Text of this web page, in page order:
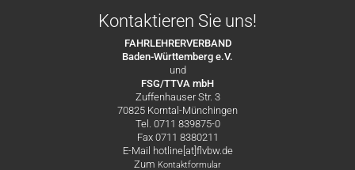
Kontaktieren Sie uns!
FAHRLEHRERVERBAND
Baden-Württemberg e.V.
und
FSG/TTVA mbH
Zuffenhauser Str. 3
70825 Korntal-Münchingen
Tel. 0711 839875-0
Fax 0711 8380211
E-Mail hotline[at]flvbw.de
Zum Kontaktformular